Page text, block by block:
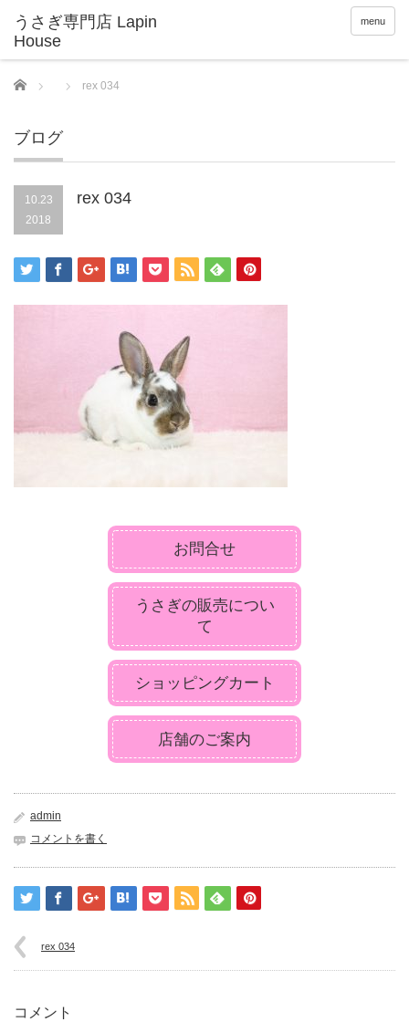
menu
Home rex 034
ブログ
10.23
2018
rex 034
お問合せ
うさぎの販売につい
て
ショッピングカート
店舗のご案内
admin
コメントを書く
rex 034
コメント